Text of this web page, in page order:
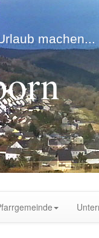
machen...